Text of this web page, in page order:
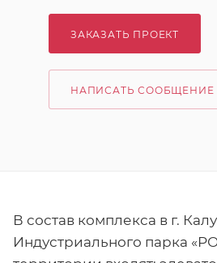
ЗАКАЗАТЬ ПРОЕКТ
НАПИСАТЬ СООБЩЕНИЕ
В состав комплекса в г.
Индустриального парка